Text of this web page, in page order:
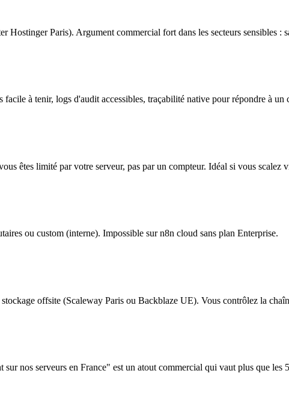
Hostinger Paris). Argument commercial fort dans les secteurs sensibles :
facile à tenir, logs d'audit accessibles, traçabilité native pour répondre à
êtes limité par votre serveur, pas par un compteur. Idéal si vous scalez
ou custom (interne). Impossible sur n8n cloud sans plan Enterprise.
offsite (Scaleway Paris ou Backblaze UE). Vous contrôlez la
nos serveurs en France" est un atout commercial qui vaut plus que les